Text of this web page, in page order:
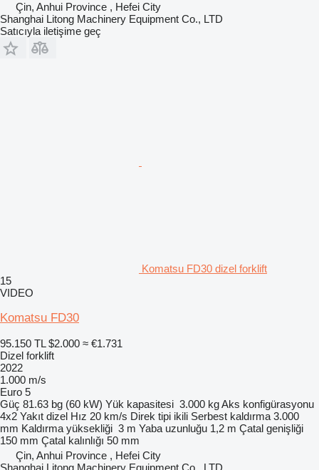
Çin, Anhui Province , Hefei City
Shanghai Litong Machinery Equipment Co., LTD
Satıcıyla iletişime geç
Komatsu FD30 dizel forklift
15
VIDEO
Komatsu FD30
95.150 TL $2.000 ≈ €1.731
Dizel forklift
2022
1.000 m/s
Euro 5
Güç 81.63 bg (60 kW) Yük kapasitesi 3.000 kgAks konfigürasyonu
4x2 Yakıt dizel Hız 20 km/s Direk tipi ikili Serbest kaldırma 3.000
mm Kaldırma yüksekliği 3 m Yaba uzunluğu 1,2 m Çatal genişliği
150 mm Çatal kalınlığı 50 mm
Çin, Anhui Province , Hefei City